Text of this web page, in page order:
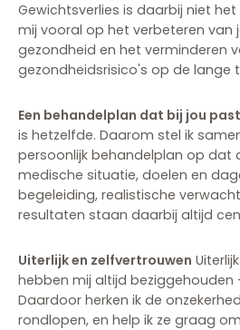
Gewichtsverlies is daarbij niet
mij vooral op het verbeteren van
gezondheid en het verminderen
gezondheidsrisico's op de lange
Een behandelplan dat bij jou past
is hetzelfde. Daarom stel ik
persoonlijk behandelplan op dat
medische situatie, doelen en
begeleiding, realistische
resultaten staan daarbij altijd
Uiterlijk en zelfvertrouwen
hebben mij altijd beziggehouden
Daardoor herken ik de
rondlopen, en help ik ze graag